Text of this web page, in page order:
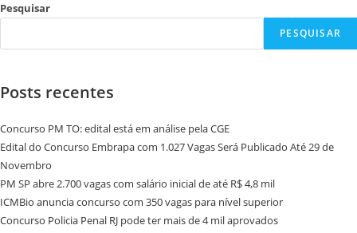
Pesquisar
PESQUISAR
Posts recentes
Concurso PM TO: edital está em análise pela CGE
Edital do Concurso Embrapa com 1.027 Vagas Será Publicado Até 29 de
Novembro
PM SP abre 2.700 vagas com salário inicial de até R$ 4,8 mil
ICMBio anuncia concurso com 350 vagas para nível superior
Concurso Policia Penal RJ pode ter mais de 4 mil aprovados